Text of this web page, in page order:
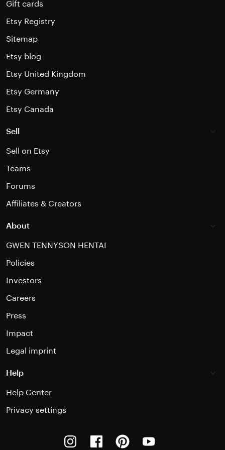
Gift cards
Etsy Registry
Sitemap
Etsy blog
Etsy United Kingdom
Etsy Germany
Etsy Canada
Sell
Sell on Etsy
Teams
Forums
Affiliates & Creators
About
GWEN TENNYSON HENTAI
Policies
Investors
Careers
Press
Impact
Legal imprint
Help
Help Center
Privacy settings
InstagramFacebookPinterest